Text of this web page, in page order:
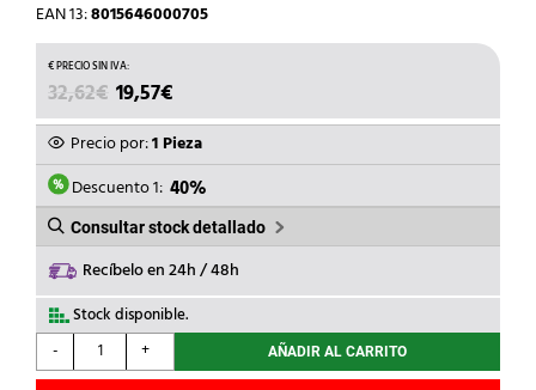
EAN 13:8015646000705
32,62€ EL
PRECIO
ORIGINAL
ERA:
32,62€.
19,57€
PRECIO
ACTUAL
ES:
19,57€.
Precio por:1 Pieza
Descuento 1: 40%
Consultar stock detallado
Recíbelo en 24h / 48h
Stock disponible.
-
ABB
-
+ AÑADIR AL CARRITO